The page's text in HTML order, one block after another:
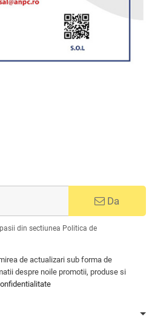
Da
din sectiunea Politica de
de actualizari sub forma de
despre noile promotii, produse si